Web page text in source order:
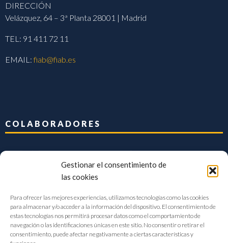
Gestionar el consentimiento de
las cookies
Para ofrecer las mejores experiencias, utilizamos tecnologías como las cookies
para almacenar y/o acceder a la información del dispositivo. El consentimiento de
estas tecnologías nos permitirá procesar datos como el comportamiento de
navegación o las identificaciones únicas en este sitio. No consentir o retirar el
consentimiento, puede afectar negativamente a ciertas características y
DIRECCIÓN
Velázquez, 64 – 3ª Planta 28001 | Madrid
TEL: 91 411 72 11
EMAIL:fiab@fiab.es
COLABORADORES